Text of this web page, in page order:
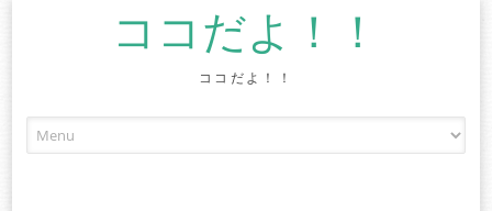
ココだよ！！
ココだよ！！
to